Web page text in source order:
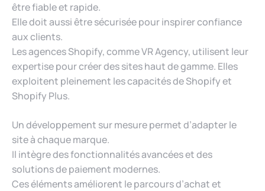
être fiable et rapide.
Elle doit aussi être sécurisée pour inspirer confiance
aux clients.
Les agences Shopify, comme VR Agency, utilisent leur
expertise pour créer des sites haut de gamme. Elles
exploitent pleinement les capacités de Shopify et
Shopify Plus.
Un développement sur mesure permet d’adapter le
site à chaque marque.
Il intègre des fonctionnalités avancées et des
solutions de paiement modernes.
Ces éléments améliorent le parcours d’achat et